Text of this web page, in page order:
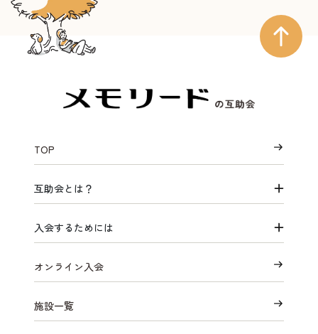
TOP
互助会とは？
入会するためには
オンライン入会
施設一覧